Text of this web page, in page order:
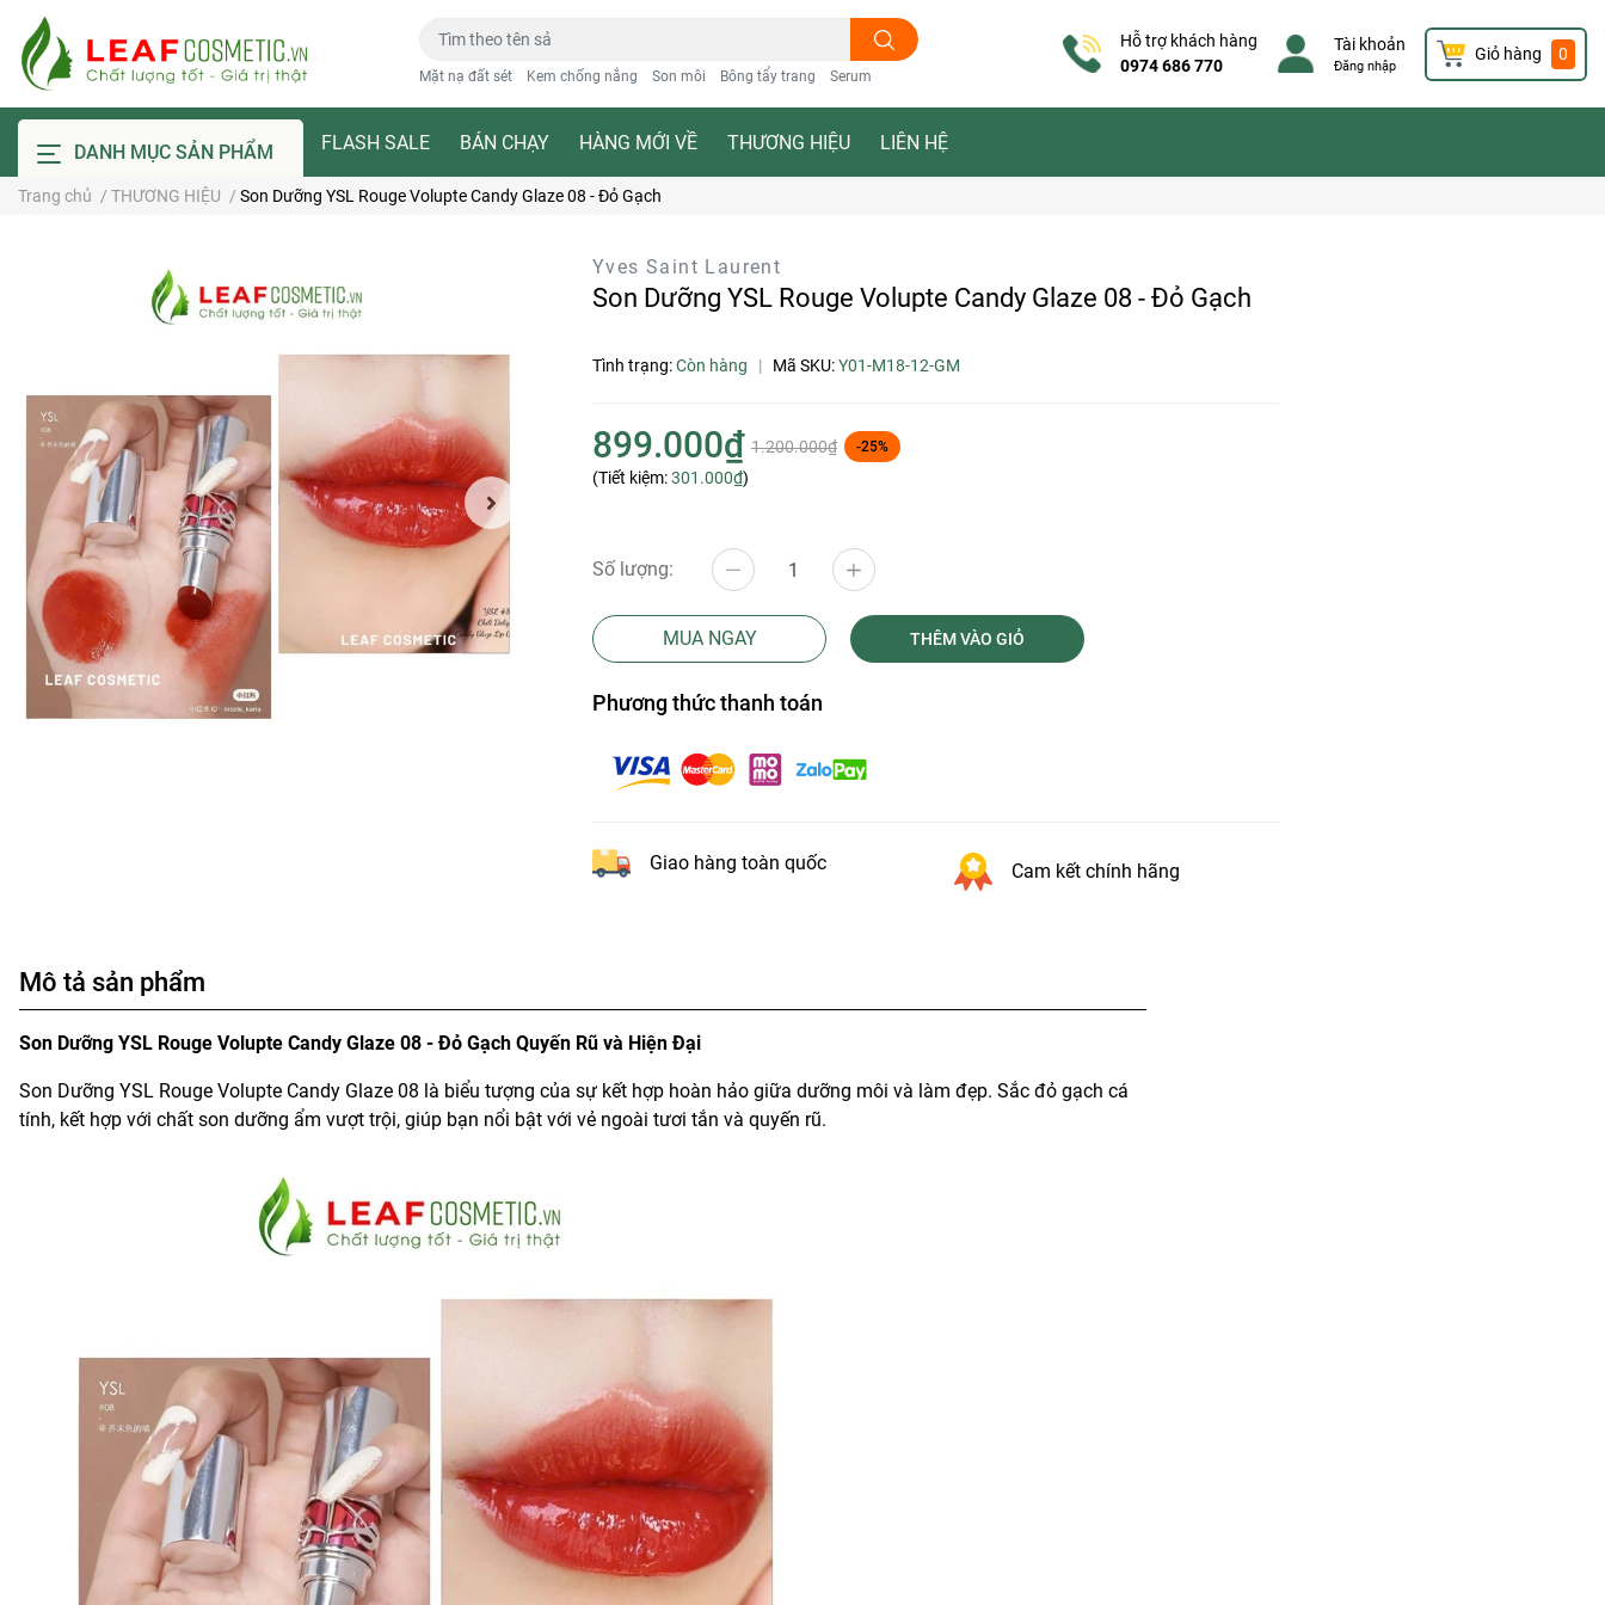
Mặt nạ đất sét Kem chống nắng Son môi Bông tẩy trang Serum
Hỗ trợ khách hàng
0974 686 770
Tài khoản
Đăng nhập
Giỏ hàng 0
DANH MỤC SẢN PHẨM FLASH SALE BÁN CHẠY HÀNG MỚI VỀ THƯƠNG HIỆU LIÊN HỆ
Trang chủ / THƯƠNG HIỆU / Son Dưỡng YSL Rouge Volupte Candy Glaze 08 - Đỏ Gạch
Yves Saint Laurent
Son Dưỡng YSL Rouge Volupte Candy Glaze 08 - Đỏ Gạch
Tình trạng:Còn hàng | Mã SKU:Y01-M18-12-GM
899.000₫ 1.200.000₫ -25%
(Tiết kiệm:301.000₫)
Số lượng:
MUA NGAY THÊM VÀO GIỎ
Phương thức thanh toán
Giao hàng toàn quốc Cam kết chính hãng
Mô tả sản phẩm
Son Dưỡng YSL Rouge Volupte Candy Glaze 08 - Đỏ Gạch Quyến Rũ và Hiện Đại
Son Dưỡng YSL Rouge Volupte Candy Glaze 08 là biểu tượng của sự kết hợp hoàn hảo giữa dưỡng môi và làm đẹp. Sắc đỏ gạch cá
tính, kết hợp với chất son dưỡng ẩm vượt trội, giúp bạn nổi bật với vẻ ngoài tươi tắn và quyến rũ.